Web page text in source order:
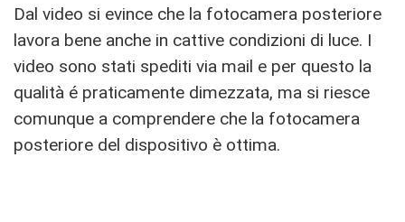
Dal video si evince che la fotocamera posteriore
lavora bene anche in cattive condizioni di luce. I
video sono stati spediti via mail e per questo la
qualità é praticamente dimezzata, ma si riesce
comunque a comprendere che la fotocamera
posteriore del dispositivo è ottima.